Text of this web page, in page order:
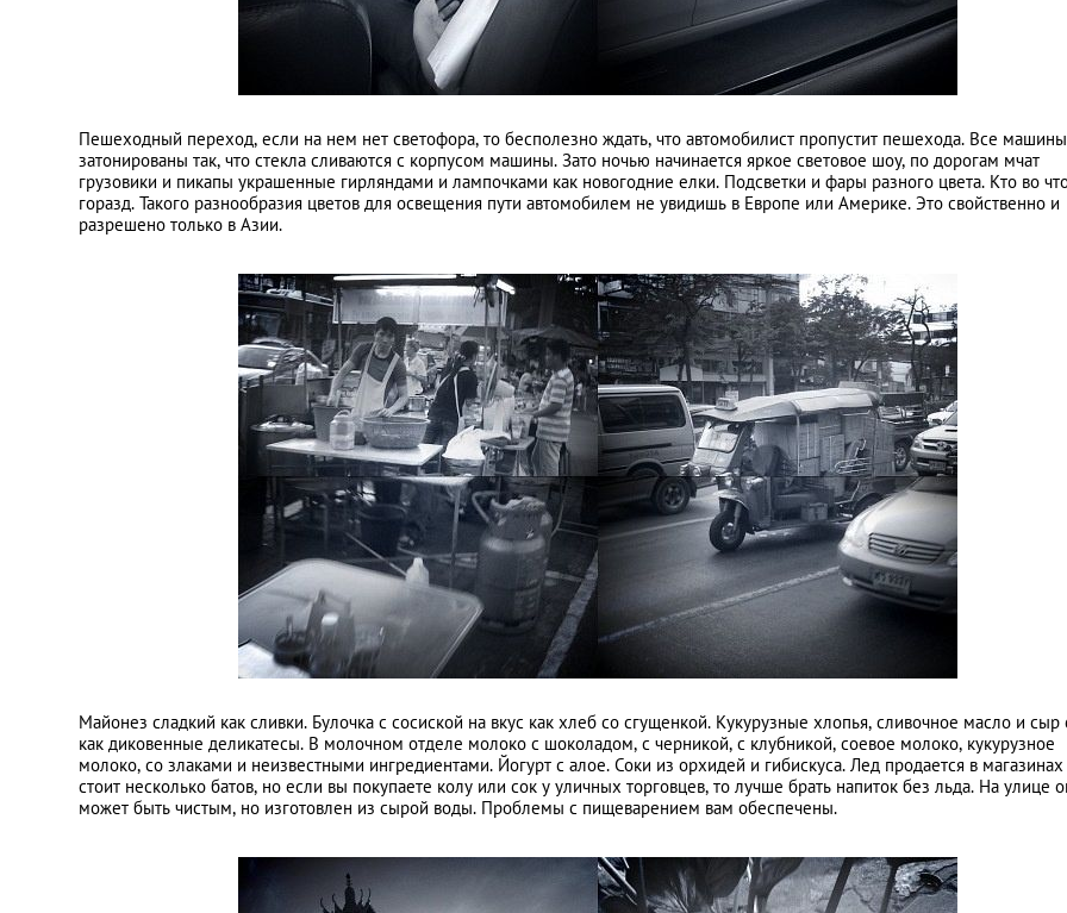
Пешеходный переход, если на нем нет светофора, то бесполезно ждать, что автомобилист пропустит пешехода. Все машины
затонированы так, что стекла сливаются с корпусом машины. Зато ночью начинается яркое световое шоу, по дорогам мчат
грузовики и пикапы украшенные гирляндами и лампочками как новогодние елки. Подсветки и фары разного цвета. Кто во
горазд. Такого разнообразия цветов для освещения пути автомобилем не увидишь в Европе или Америке. Это свойственно и
разрешено только в Азии.
Майонез сладкий как сливки. Булочка с сосиской на вкус как хлеб со сгущенкой. Кукурузные хлопья, сливочное масло и сыр
как диковенные деликатесы. В молочном отделе молоко с шоколадом, с черникой, с клубникой, соевое молоко, кукурузное
молоко, со злаками и неизвестными ингредиентами. Йогурт с алое. Соки из орхидей и гибискуса. Лед продается в магазинах
стоит несколько батов, но если вы покупаете колу или сок у уличных торговцев, то лучше брать напиток без льда. На улице
может быть чистым, но изготовлен из сырой воды. Проблемы с пищеварением вам обеспечены.